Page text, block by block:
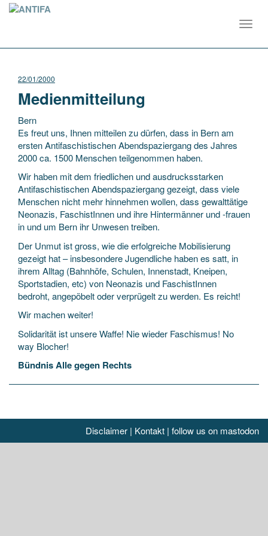
22/01/2000
Medienmitteilung
Bern
Es freut uns, Ihnen mitteilen zu dürfen, dass in Bern am
ersten Antifaschistischen Abendspaziergang des Jahres
2000 ca. 1500 Menschen teilgenommen haben.
Wir haben mit dem friedlichen und ausdrucksstarken
Antifaschistischen Abendspaziergang gezeigt, dass viele
Menschen nicht mehr hinnehmen wollen, dass gewalttätige
Neonazis, FaschistInnen und ihre Hintermänner und -frauen
in und um Bern ihr Unwesen treiben.
Der Unmut ist gross, wie die erfolgreiche Mobilisierung
gezeigt hat – insbesondere Jugendliche haben es satt, in
ihrem Alltag (Bahnhöfe, Schulen, Innenstadt, Kneipen,
Sportstadien, etc) von Neonazis und FaschistInnen
bedroht, angepöbelt oder verprügelt zu werden. Es reicht!
Wir machen weiter!
Solidarität ist unsere Waffe! Nie wieder Faschismus! No
way Blocher!
Bündnis Alle gegen Rechts
Disclaimer | Kontakt | follow us on mastodon